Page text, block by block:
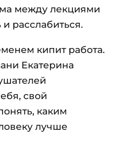
между лекциями
и расслабиться.
кипит работа.
Екатерина
свой
каким
лучше